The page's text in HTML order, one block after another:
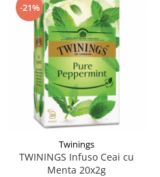
-21%
Twinings
TWININGS Infuso Ceai cu
Menta 20x2g